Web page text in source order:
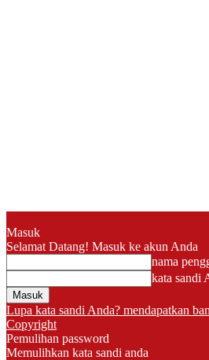
Masuk
Selamat Datang! Masuk ke akun Anda
nama
kata sandi
Lupa kata sandi Anda? mendapatkan
Copyright
Pemulihan password
Memulihkan kata sandi anda